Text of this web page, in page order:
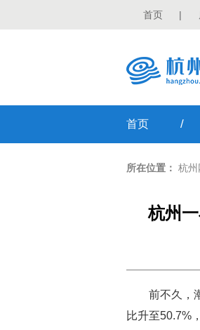
首页 |
首页 /
所在位置： 杭州
杭州
前不久，
比升至50.7%